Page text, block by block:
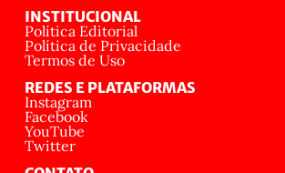
INSTITUCIONAL
Política Editorial
Política de Privacidade
Termos de Uso
REDES E PLATAFORMAS
Instagram
Facebook
YouTube
Twitter